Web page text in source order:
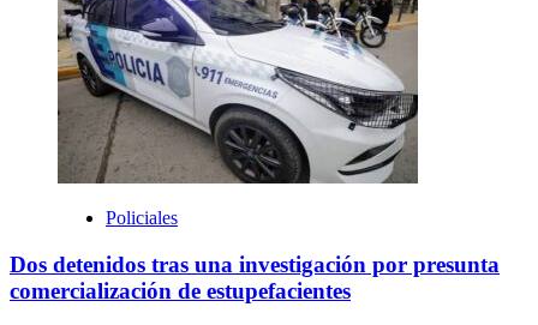
Policiales
Dos detenidos tras una investigación por presunta
comercialización de estupefacientes